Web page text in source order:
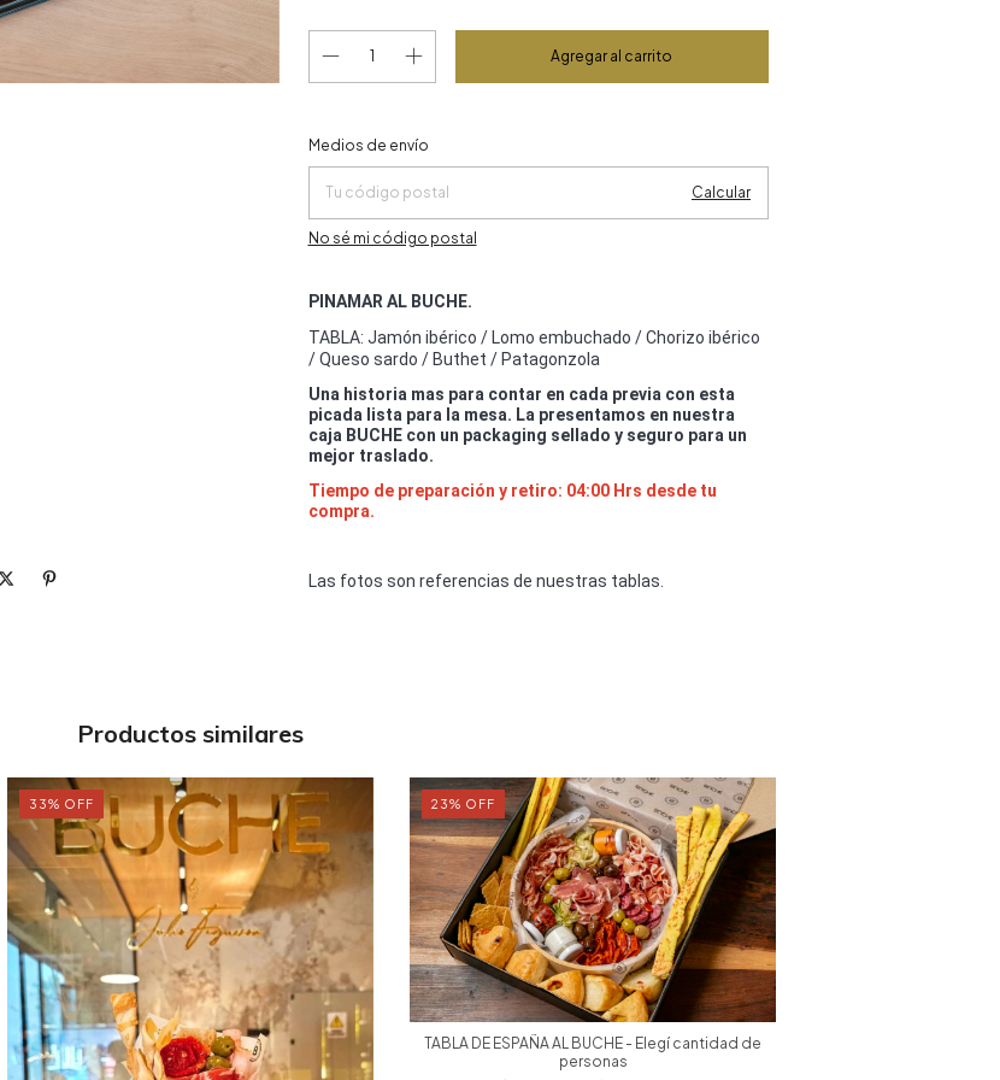
Entregas para el CP:
Medios de envío
Calcular
No sé mi código postal
PINAMAR AL BUCHE.
TABLA: Jamón ibérico / Lomo embuchado / Chorizo ibérico
/ Queso sardo / Buthet / Patagonzola
Una historia mas para contar en cada previa con esta
picada lista para la mesa. La presentamos en nuestra
caja BUCHE con un packaging sellado y seguro para un
mejor traslado.
Tiempo de preparación y retiro: 04:00 Hrs desde tu
compra.
Las fotos son referencias de nuestras tablas.
Productos similares
33% OFF 23% OFF
TABLA DE ESPAÑA AL BUCHE - Elegí cantidad de
personas